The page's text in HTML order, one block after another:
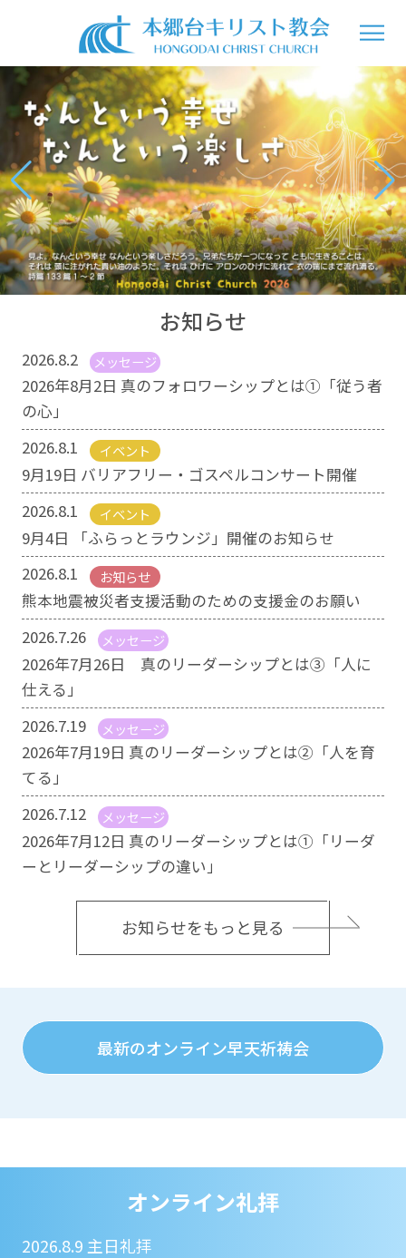
お知らせ
2026.8.2 メッセージ
2026年8月2日 真のフォロワーシップとは①「従う者
の心」
2026.8.1
イベント
9月19日 バリアフリー・ゴスペルコンサート開催
2026.8.1
イベント
9月4日 「ふらっとラウンジ」開催のお知らせ
2026.8.1
お知らせ
熊本地震被災者支援活動のための支援金のお願い
2026.7.26
メッセージ
2026年7月26日 真のリーダーシップとは③「人に
仕える」
2026.7.19
メッセージ
2026年7月19日 真のリーダーシップとは②「人を育
てる」
2026.7.12
メッセージ
2026年7月12日 真のリーダーシップとは①「リーダ
ーとリーダーシップの違い」
お知らせをもっと見る
最新のオンライン早天祈祷会
オンライン礼拝
2026.8.9 主日礼拝